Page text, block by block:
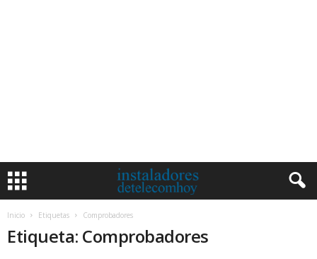
Inicio Etiquetas Comprobadores
Etiqueta: Comprobadores